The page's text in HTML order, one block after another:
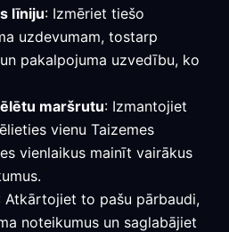
līniju: Izmēriet tiešo
uzdevumam, tostarp
pakalpojuma uzvedību, ko
maršrutu: Izmantojiet
vienu Taizemes
vienlaikus mainīt vairākus
Atkārtojiet to pašu pārbaudi,
noteikumus un saglabājiet